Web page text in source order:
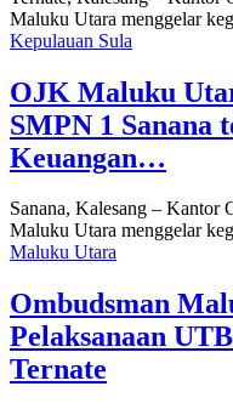
Maluku Utara menggelar
Kepulauan Sula
OJK Maluku
SMPN 1 Sanana
Keuangan…
Sanana, Kalesang – Kantor
Maluku Utara menggelar
Maluku Utara
Ombudsman
Pelaksanaan
Ternate